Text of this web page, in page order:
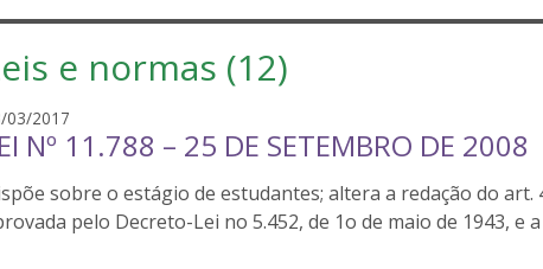
e normas (12)
03/2017s
i
v
a
Nº 11.788 – 25 DE SETEMBRO DE 2008
sobre o estágio de estudantes; altera a redação do art.
pelo Decreto-Lei no 5.452, de 1o de maio de 1943, e